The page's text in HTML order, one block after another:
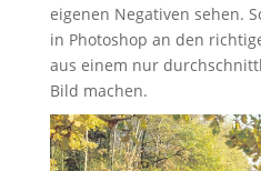
eigenen Negativen sehen.
in Photoshop an den
aus einem nur
Bild machen.